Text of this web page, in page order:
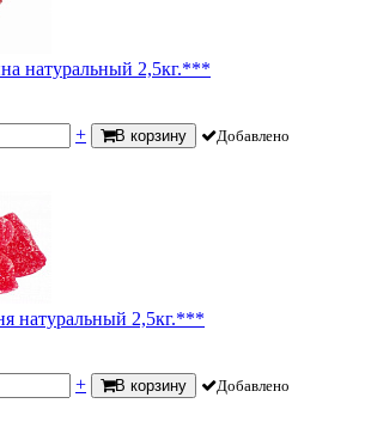
натуральный 2,5кг.***
+ В корзину Добавлено
натуральный 2,5кг.***
+ В корзину Добавлено